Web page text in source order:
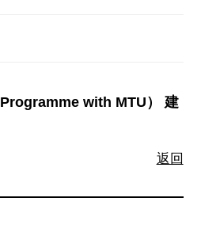
with MTU） 建
返回